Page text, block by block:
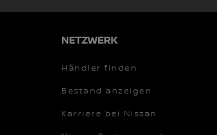
NETZWERK
Händler finden
Bestand anzeigen
Karriere bei Nissan